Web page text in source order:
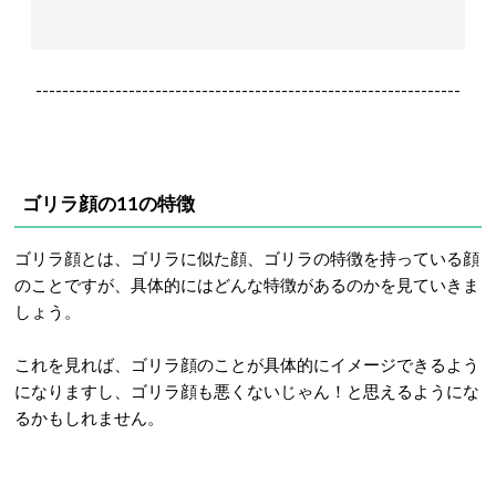
----------------------------------------------------------------
ゴリラ顔の11の特徴
ゴリラ顔とは、ゴリラに似た顔、ゴリラの特徴を持っている顔
のことですが、具体的にはどんな特徴があるのかを見ていきま
しょう。
これを見れば、ゴリラ顔のことが具体的にイメージできるよう
になりますし、ゴリラ顔も悪くないじゃん！と思えるようにな
るかもしれません。